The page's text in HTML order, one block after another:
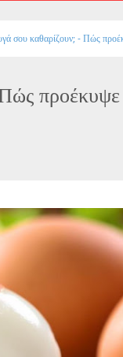
σου καθαρίζουν; - Πώς